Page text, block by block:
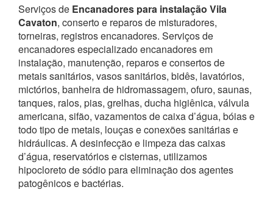
Serviços de Encanadores para instalação Vila
Cavaton, conserto e reparos de misturadores,
torneiras, registros encanadores. Serviços de
encanadores especializado encanadores em
instalação, manutenção, reparos e consertos de
metais sanitários, vasos sanitários, bidês, lavatórios,
mictórios, banheira de hidromassagem, ofuro, saunas,
tanques, ralos, pias, grelhas, ducha higiênica, válvula
americana, sifão, vazamentos de caixa d’água, bóias e
todo tipo de metais, louças e conexões sanitárias e
hidráulicas. A desinfecção e limpeza das caixas
d’água, reservatórios e cisternas, utilizamos
hipocloreto de sódio para eliminação dos agentes
patogênicos e bactérias.